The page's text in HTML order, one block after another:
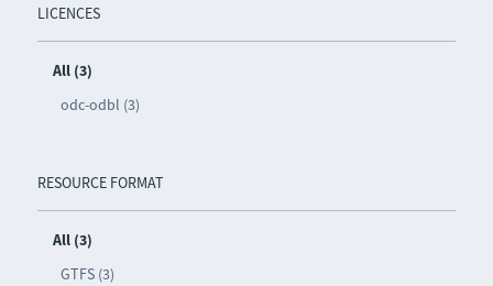
LICENCES
All (3)
odc-odbl (3)
RESOURCE FORMAT
All (3)
GTFS (3)